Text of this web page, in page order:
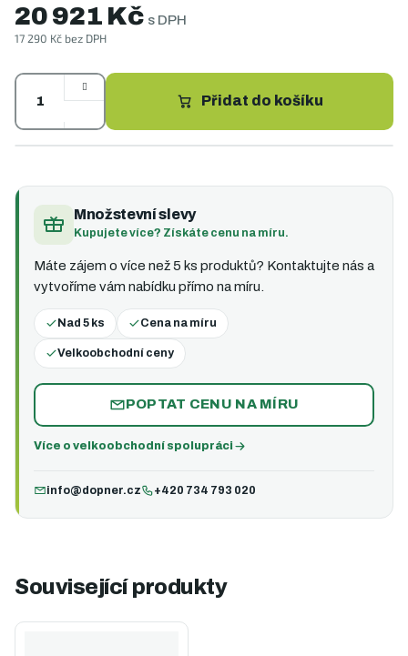
20 921 Kč s DPH
17 290 Kč bez DPH
cena:
Přidat do košíku
Množstevní slevy
Kupujete více? Získáte cenu na míru.
Máte zájem o více než 5 ks produktů? Kontaktujte nás a
vytvoříme vám nabídku přímo na míru.
Nad 5 ks Cena na míru
Velkoobchodní ceny
POPTAT CENU NA MÍRU
Více o velkoobchodní spolupráci
info@dopner.cz +420 734 793 020
Související produkty